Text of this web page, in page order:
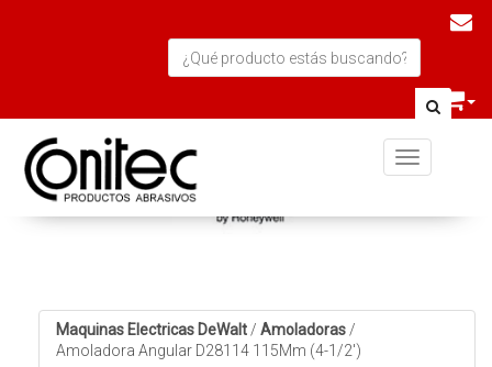
Toggle
Maquinas Electricas DeWalt / Amoladoras /
Amoladora Angular D28114 115Mm (4-1/2')